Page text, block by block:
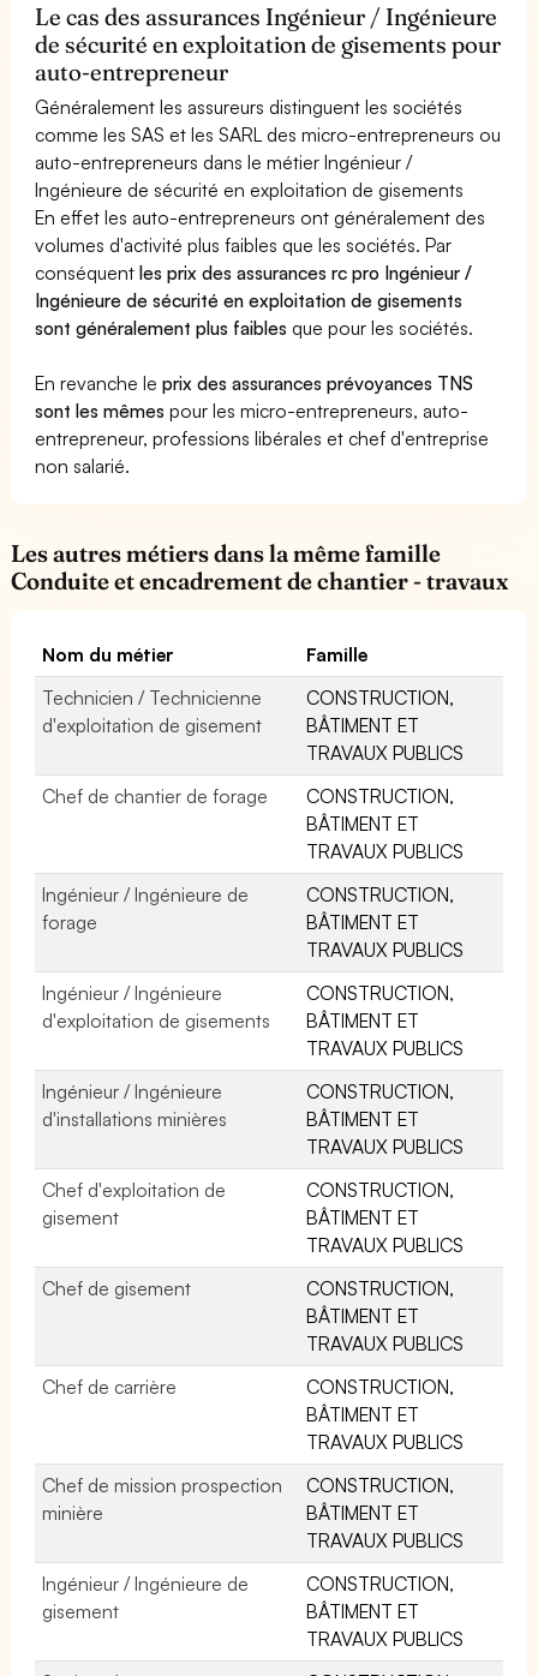
Le cas des assurances Ingénieur / Ingénieure
de sécurité en exploitation de gisements pour
auto-entrepreneur
Généralement les assureurs distinguent les sociétés
comme les SAS et les SARL des micro-entrepreneurs ou
auto-entrepreneurs dans le métier Ingénieur /
Ingénieure de sécurité en exploitation de gisements
En effet les auto-entrepreneurs ont généralement des
volumes d'activité plus faibles que les sociétés. Par
conséquentles prix des assurances rc pro Ingénieur /
Ingénieure de sécurité en exploitation de gisements
sont généralement plus faibles que pour les sociétés.
En revanche leprix des assurances prévoyances TNS
sont les mêmes pour les micro-entrepreneurs, auto-
entrepreneur, professions libérales et chef d'entreprise
non salarié.
Les autres métiers dans la même famille
Conduite et encadrement de chantier - travaux
Nom du métier
Famille
Technicien / Technicienne
d'exploitation de gisement
CONSTRUCTION,
BÂTIMENT ET
TRAVAUX PUBLICS
Chef de chantier de forage
CONSTRUCTION,
BÂTIMENT ET
TRAVAUX PUBLICS
Ingénieur / Ingénieure de
forage
CONSTRUCTION,
BÂTIMENT ET
TRAVAUX PUBLICS
Ingénieur / Ingénieure
d'exploitation de gisements
CONSTRUCTION,
BÂTIMENT ET
TRAVAUX PUBLICS
Ingénieur / Ingénieure
d'installations minières
CONSTRUCTION,
BÂTIMENT ET
TRAVAUX PUBLICS
Chef d'exploitation de
gisement
CONSTRUCTION,
BÂTIMENT ET
TRAVAUX PUBLICS
Chef de gisement
CONSTRUCTION,
BÂTIMENT ET
TRAVAUX PUBLICS
Chef de carrière
CONSTRUCTION,
BÂTIMENT ET
TRAVAUX PUBLICS
Chef de mission prospection
minière
CONSTRUCTION,
BÂTIMENT ET
TRAVAUX PUBLICS
Ingénieur / Ingénieure de
gisement
CONSTRUCTION,
BÂTIMENT ET
TRAVAUX PUBLICS